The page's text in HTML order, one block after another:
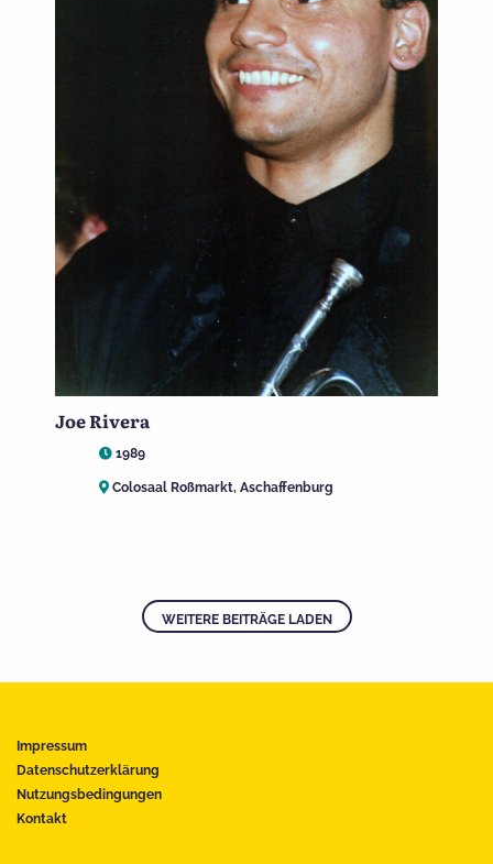
Joe Rivera
1989
Colosaal Roßmarkt, Aschaffenburg
WEITERE BEITRÄGE LADEN
Impressum
Datenschutzerklärung
Nutzungsbedingungen
Kontakt